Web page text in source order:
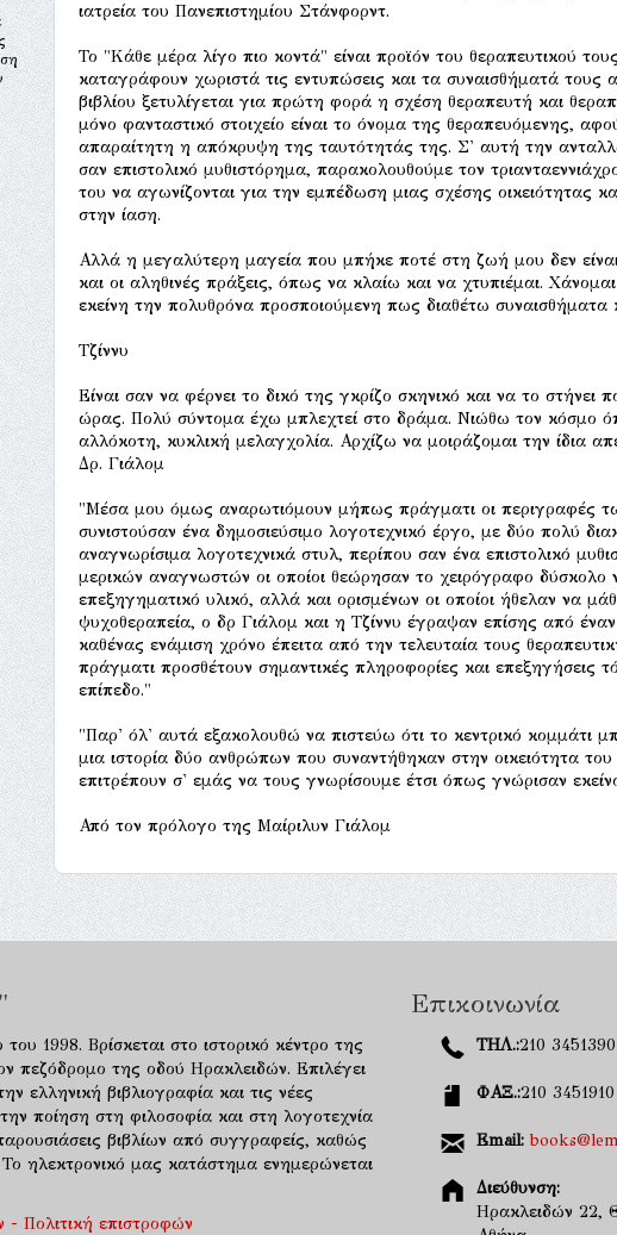
ιατρεία του Πανεπιστημίου Στάνφορντ.
Το "Κάθε μέρα λίγο πιο κοντά" είναι προϊόν του θεραπευτικού
καταγράφουν χωριστά τις εντυπώσεις και τα συναισθήματά τους
βιβλίου ξετυλίγεται για πρώτη φορά η σχέση θεραπευτή και
μόνο φανταστικό στοιχείο είναι το όνομα της θεραπευόμενης,
απαραίτητη η απόκρυψη της ταυτότητάς της. Σ' αυτή την
σαν επιστολικό μυθιστόρημα, παρακολουθούμε τον
του να αγωνίζονται για την εμπέδωση μιας σχέσης οικειότητας
στην ίαση.
Αλλά η μεγαλύτερη μαγεία που μπήκε ποτέ στη ζωή μου δεν είναι
και οι αληθινές πράξεις, όπως να κλαίω και να χτυπιέμαι.
εκείνη την πολυθρόνα προσποιούμενη πως διαθέτω συναισθήματα
Τζίννυ
Είναι σαν να φέρνει το δικό της γκρίζο σκηνικό και να το
ώρας. Πολύ σύντομα έχω μπλεχτεί στο δράμα. Νιώθω τον κόσμο
αλλόκοτη, κυκλική μελαγχολία. Αρχίζω να μοιράζομαι την ίδια
Δρ. Γιάλομ
"Μέσα μου όμως αναρωτιόμουν μήπως πράγματι οι περιγραφές
συνιστούσαν ένα δημοσιεύσιμο λογοτεχνικό έργο, με δύο πολύ
αναγνωρίσιμα λογοτεχνικά στυλ, περίπου σαν ένα επιστολικό
μερικών αναγνωστών οι οποίοι θεώρησαν το χειρόγραφο δύσκολο
επεξηγηματικό υλικό, αλλά και ορισμένων οι οποίοι ήθελαν να
ψυχοθεραπεία, ο δρ Γιάλομ και η Τζίννυ έγραψαν επίσης από
καθένας ενάμιση χρόνο έπειτα από την τελευταία τους
πράγματι προσθέτουν σημαντικές πληροφορίες και επεξηγήσεις
επίπεδο."
"Παρ' όλ' αυτά εξακολουθώ να πιστεύω ότι το κεντρικό κομμάτι
μια ιστορία δύο ανθρώπων που συναντήθηκαν στην οικειότητα
επιτρέπουν σ' εμάς να τους γνωρίσουμε έτσι όπως γνώρισαν
Από τον πρόλογο της Μαίριλυν Γιάλομ
1998. Βρίσκεται στο ιστορικό κέντρο της
πεζόδρομο της οδού Ηρακλειδών. Επιλέγει
ελληνική βιβλιογραφία και τις νέες
ποίηση στη φιλοσοφία και στη λογοτεχνία
βιβλίων από συγγραφείς, καθώς
Το ηλεκτρονικό μας κατάστημα ενημερώνεται
Πολιτική επιστροφών
Επικοινωνία
ΤΗΛ.:210 3451390
ΦΑΞ.:210 3451910
Email:
Διεύθυνση:
Ηρακλειδών 22,